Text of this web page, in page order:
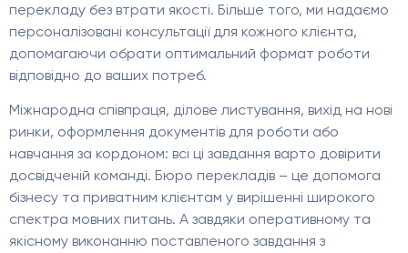
перекладу без втрати якості. Більше того, ми надаємо
персоналізовані консультації для кожного клієнта,
допомагаючи обрати оптимальний формат роботи
відповідно до ваших потреб.
Міжнародна співпраця, ділове листування, вихід на нові
ринки, оформлення документів для роботи або
навчання за кордоном: всі ці завдання варто довірити
досвідченій команді. Бюро перекладів – це допомога
бізнесу та приватним клієнтам у вирішенні широкого
спектра мовних питань. А завдяки оперативному та
якісному виконанню поставленого завдання з